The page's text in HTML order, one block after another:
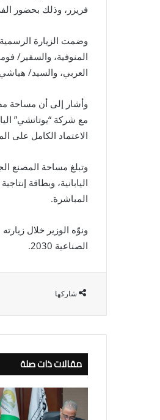
فريزر، وذلك بحضور
وضمت الزيارة الرسمية
المنوفية، والسفير/
العربي، والسيد/ هياشي
الاعتماد الكامل على المكون
المباشرة.
ونوّه الوزير خلال
الصناعية 2030.
شاركها
مقالات ذات صلة